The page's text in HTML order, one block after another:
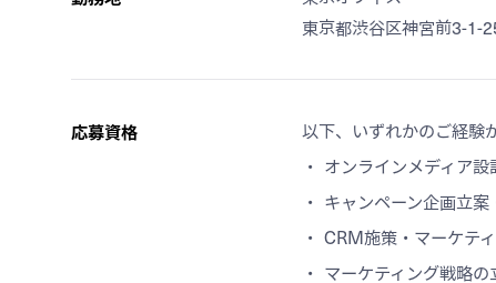
東京都渋谷区神宮前3-1-
応募資格
以下、いずれかのご経験
オンラインメディア
キャンペーン企画立
CRM施策・マーケテ
マーケティング戦略の